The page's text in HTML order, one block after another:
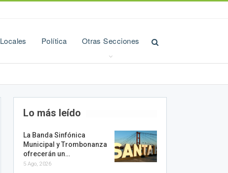
Locales Política Otras Secciones
Lo más leído
La Banda Sinfónica
Municipal y Trombonanza
ofrecerán un…
5 Ago, 2026